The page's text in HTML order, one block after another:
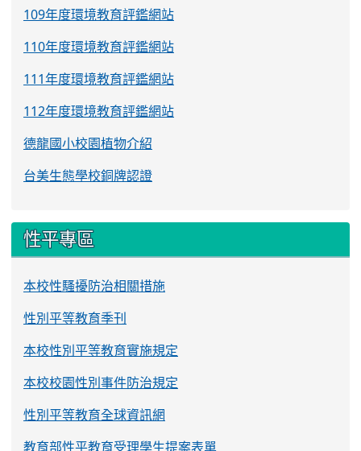
109年度環境教育評鑑網站
110年度環境教育評鑑網站
111年度環境教育評鑑網站
112年度環境教育評鑑網站
德龍國小校園植物介紹
台美生態學校銅牌認證
性平專區
本校性騷擾防治相關措施
性別平等教育季刊
本校性別平等教育實施規定
本校校園性別事件防治規定
性別平等教育全球資訊網
教育部性平教育受理學生提案表單